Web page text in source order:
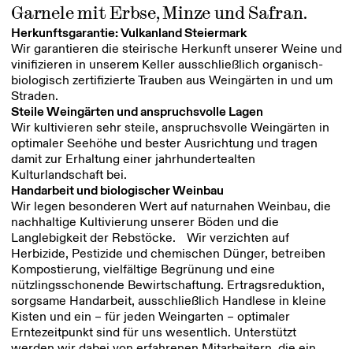
Garnele mit Erbse, Minze und Safran.
Herkunftsgarantie: Vulkanland Steiermark
Wir garantieren die steirische Herkunft unserer Weine und
vinifizieren in unserem Keller ausschließlich organisch-
biologisch zertifizierte Trauben aus Weingärten in und um
Straden.
Steile Weingärten und anspruchsvolle Lagen
Wir kultivieren sehr steile, anspruchsvolle Weingärten in
optimaler Seehöhe und bester Ausrichtung und tragen
damit zur Erhaltung einer jahrhundertealten
Kulturlandschaft bei.
Handarbeit und biologischer Weinbau
Wir legen besonderen Wert auf naturnahen Weinbau, die
nachhaltige Kultivierung unserer Böden und die
Langlebigkeit der Rebstöcke. Wir verzichten auf
Herbizide, Pestizide und chemischen Dünger, betreiben
Kompostierung, vielfältige Begrünung und eine
nützlingsschonende Bewirtschaftung. Ertragsreduktion,
sorgsame Handarbeit, ausschließlich Handlese in kleine
Kisten und ein – für jeden Weingarten – optimaler
Erntezeitpunkt sind für uns wesentlich. Unterstützt